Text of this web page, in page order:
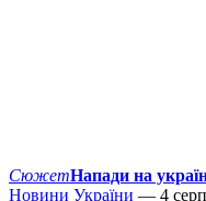
СюжетНапади на
Новини України — 4